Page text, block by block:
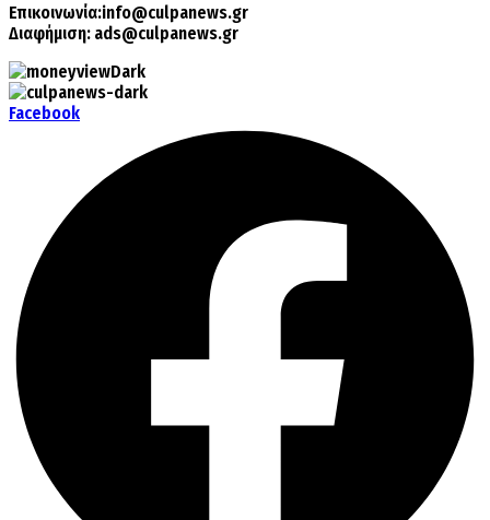
Επικοινωνία:info@culpanews.gr
Διαφήμιση: ads@culpanews.gr
Facebook